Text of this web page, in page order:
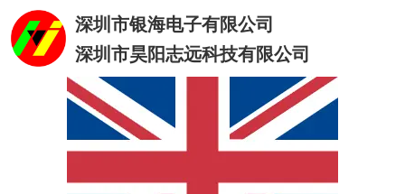
深圳市银海电子有限公司
深圳市昊阳志远科技有限公司